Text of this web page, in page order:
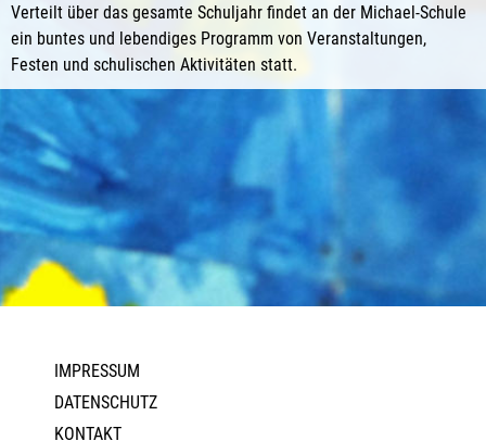
Verteilt über das gesamte Schuljahr findet an der Michael-Schule
ein buntes und lebendiges Programm von Veranstaltungen,
Festen und schulischen Aktivitäten statt.
IMPRESSUM
DATENSCHUTZ
KONTAKT